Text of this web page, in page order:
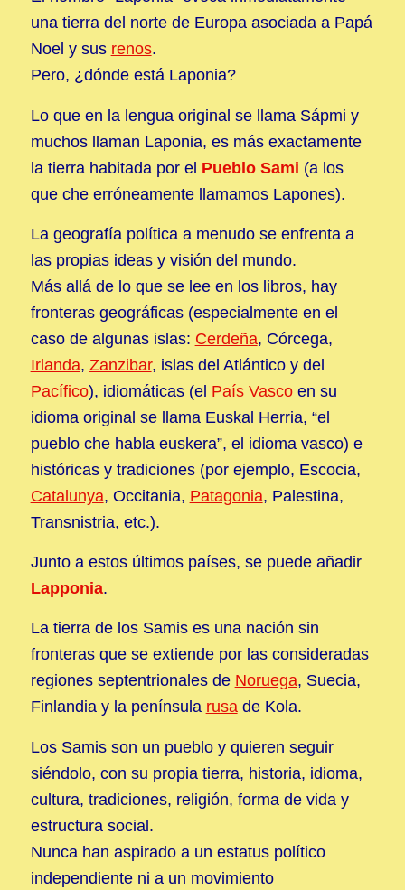
una tierra del norte de Europa asociada a Papá
Noel y sus renos.
Pero, ¿dónde está Laponia?
Lo que en la lengua original se llama Sápmi y
muchos llaman Laponia, es más exactamente
la tierra habitada por el Pueblo Sami (a los
que che erróneamente llamamos Lapones).
La geografía política a menudo se enfrenta a
las propias ideas y visión del mundo.
Más allá de lo que se lee en los libros, hay
fronteras geográficas (especialmente en el
caso de algunas islas: Cerdeña, Córcega,
Irlanda, Zanzibar, islas del Atlántico y del
Pacífico), idiomáticas (el País Vascoen su
idioma original se llama Euskal Herria, “el
pueblo che habla euskera”, el idioma vasco) e
históricas y tradiciones (por ejemplo, Escocia,
Catalunya, Occitania, Patagonia, Palestina,
Transnistria, etc.).
Junto a estos últimos países, se puede añadir
Lapponia.
La tierra de los Samis es una nación sin
fronteras que se extiende por las consideradas
regiones septentrionales de Noruega, Suecia,
Finlandia y la península rusade Kola.
Los Samis son un pueblo y quieren seguir
siéndolo, con su propia tierra, historia, idioma,
cultura, tradiciones, religión, forma de vida y
estructura social.
Nunca han aspirado a un estatus político
independiente ni a un movimiento